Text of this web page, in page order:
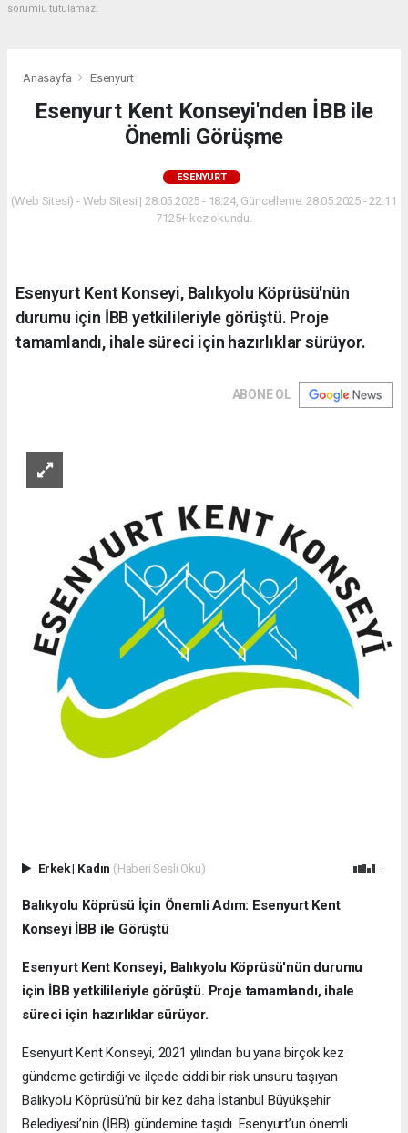
sorumlu tutulamaz.
Anasayfa Esenyurt
Esenyurt Kent Konseyi'nden İBB ile
Önemli Görüşme
ESENYURT
(Web Sitesi) - Web Sitesi | 28.05.2025 - 18:24, Güncelleme: 28.05.2025 - 22:11
7125+ kez okundu.
Esenyurt Kent Konseyi, Balıkyolu Köprüsü'nün
durumu için İBB yetkilileriyle görüştü. Proje
tamamlandı, ihale süreci için hazırlıklar sürüyor.
ABONE OL
Erkek| Kadın (Haberi Sesli Oku)
Balıkyolu Köprüsü İçin Önemli Adım: Esenyurt Kent
Konseyi İBB ile Görüştü
Esenyurt Kent Konseyi, Balıkyolu Köprüsü'nün durumu
için İBB yetkilileriyle görüştü. Proje tamamlandı, ihale
süreci için hazırlıklar sürüyor.
Esenyurt Kent Konseyi, 2021 yılından bu yana birçok kez
gündeme getirdiği ve ilçede ciddi bir risk unsuru taşıyan
Balıkyolu Köprüsü’nü bir kez daha İstanbul Büyükşehir
Belediyesi’nin (İBB) gündemine taşıdı. Esenyurt’un önemli